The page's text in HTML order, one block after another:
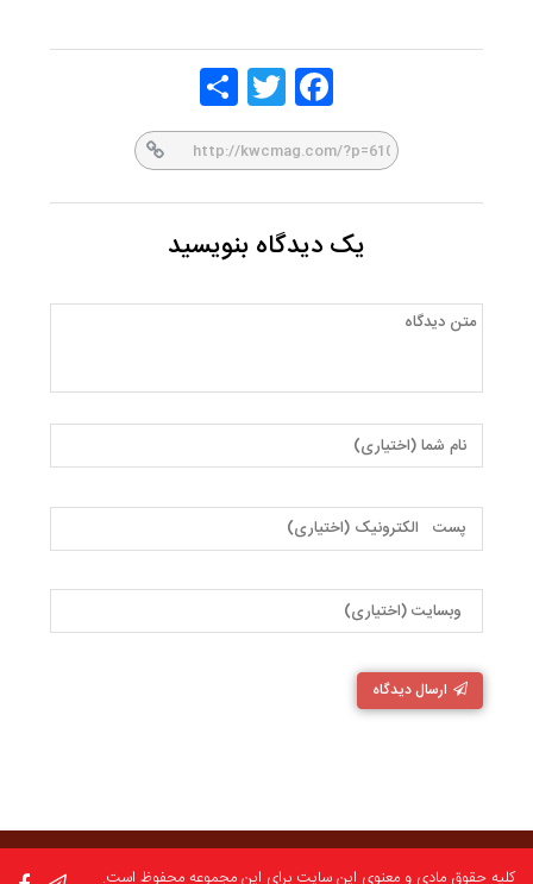
Face
book
Twitt
er
یک دیدگاه بنویسید
ارسال دیدگاه
کلیه حقوق مادی و معنوی این سایت برای این مجموعه محفوظ است.